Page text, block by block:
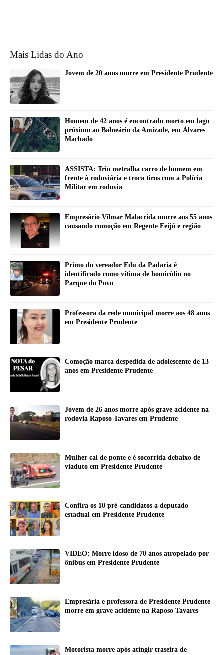
Mais Lidas do Ano
Jovem de 20 anos morre em Presidente Prudente
Homem de 42 anos é encontrado morto em lago
próximo ao Balneário da Amizade, em Álvares
Machado
ASSISTA: Trio metralha carro de homem em
frente à rodoviária e troca tiros com a Polícia
Militar em rodovia
Empresário Vilmar Malacrida morre aos 55 anos
causando comoção em Regente Feijó e região
Primo do vereador Edu da Padaria é
identificado como vítima de homicídio no
Parque do Povo
Professora da rede municipal morre aos 48 anos
em Presidente Prudente
Comoção marca despedida de adolescente de 13
anos em Presidente Prudente
Jovem de 26 anos morre após grave acidente na
rodovia Raposo Tavares em Prudente
Mulher cai de ponte e é socorrida debaixo de
viaduto em Presidente Prudente
Confira os 10 pré-candidatos a deputado
estadual em Presidente Prudente
VIDEO: Morre idoso de 70 anos atropelado por
ônibus em Presidente Prudente
Empresária e professora de Presidente Prudente
morre em grave acidente na Raposo Tavares
Motorista morre após atingir traseira de